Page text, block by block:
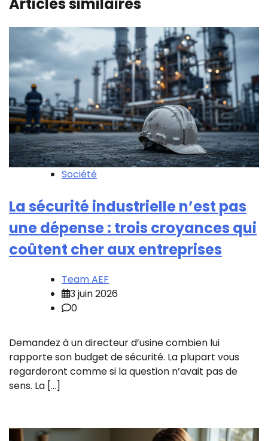
Société
La sécurité industrielle n’est pas
une dépense : trois croyances qui
coûtent cher aux entreprises
Team AEF
3 juin 2026
0
Demandez à un directeur d’usine combien lui
rapporte son budget de sécurité. La plupart vous
regarderont comme si la question n’avait pas de
sens. La […]